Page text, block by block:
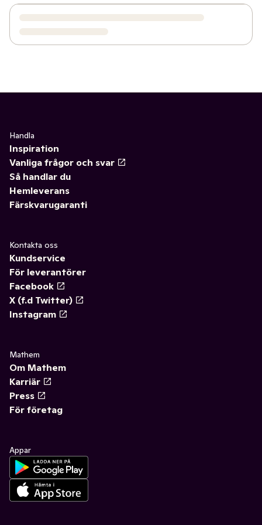
Handla
Inspiration
Vanliga frågor och svar
Så handlar du
Hemleverans
Färskvarugaranti
Kontakta oss
Kundservice
För leverantörer
Facebook
X (f.d Twitter)
Instagram
Mathem
Om Mathem
Karriär
Press
För företag
Appar